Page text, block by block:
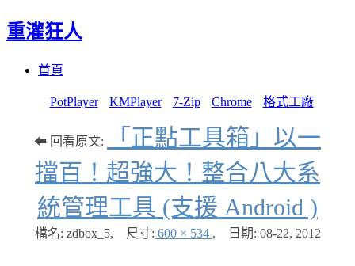
重灌狂人
首頁
PotPlayer KMPlayer 7-Zip Chrome 格式工廠
⬅ 回看原文:
「正點工具箱」以一
擋百！超強大！整合八大系
統管理工具 (支援 Android )
檔名: zdbox_5, 尺寸: 600 × 534 , 日期: 08-22, 2012